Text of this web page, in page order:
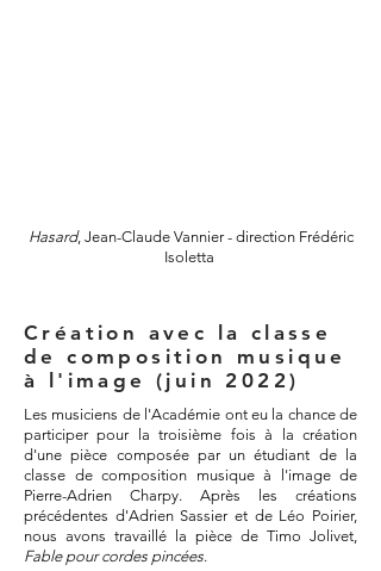
Hasard, Jean-Claude Vannier - direction Frédéric
Isoletta
Création avec la classe
de composition musique
à l'image (juin 2022)
Les musiciens de l'Académie ont eu la chance de
participer pour la troisième fois à la création
d'une pièce composée par un étudiant de la
classe de composition musique à l'image de
Pierre-Adrien Charpy. Après les créations
précédentes d'Adrien Sassier et de Léo Poirier,
nous avons travaillé la pièce de Timo Jolivet,
Fable pour cordes pincées.